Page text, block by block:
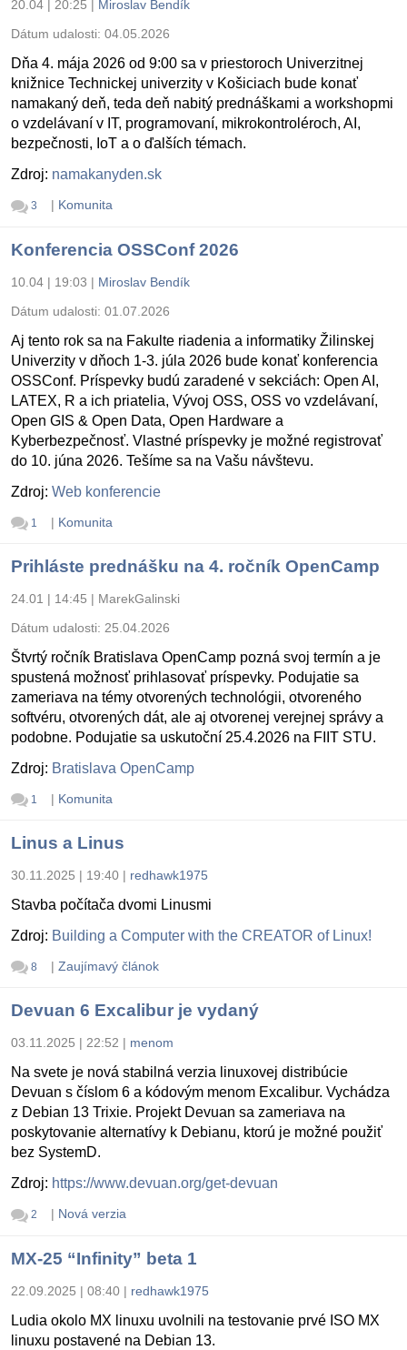
20.04 | 20:25
Miroslav Bendík
Dátum udalosti: 04.05.2026
Dňa 4. mája 2026 od 9:00 sa v priestoroch Univerzitnej
knižnice Technickej univerzity v Košiciach bude konať
namakaný deň, teda deň nabitý prednáškami a workshopmi
o vzdelávaní v IT, programovaní, mikrokontroléroch, AI,
bezpečnosti, IoT a o ďalších témach.
Zdroj: namakanyden.sk
3 | Komunita
Konferencia OSSConf 2026
10.04 | 19:03 | Miroslav Bendík
Dátum udalosti: 01.07.2026
Aj tento rok sa na Fakulte riadenia a informatiky Žilinskej
Univerzity v dňoch 1-3. júla 2026 bude konať konferencia
OSSConf. Príspevky budú zaradené v sekciách: Open AI,
LATEX, R a ich priatelia, Vývoj OSS, OSS vo vzdelávaní,
Open GIS & Open Data, Open Hardware a
Kyberbezpečnosť. Vlastné príspevky je možné registrovať
do 10. júna 2026. Tešíme sa na Vašu návštevu.
Zdroj: Web konferencie
1 | Komunita
Prihláste prednášku na 4. ročník OpenCamp
24.01 | 14:45 | MarekGalinski
Dátum udalosti: 25.04.2026
Štvrtý ročník Bratislava OpenCamp pozná svoj termín a je
spustená možnosť prihlasovať príspevky. Podujatie sa
zameriava na témy otvorených technológii, otvoreného
softvéru, otvorených dát, ale aj otvorenej verejnej správy a
podobne. Podujatie sa uskutoční 25.4.2026 na FIIT STU.
Zdroj: Bratislava OpenCamp
1 | Komunita
Linus a Linus
30.11.2025 | 19:40 | redhawk1975
Stavba počítača dvomi Linusmi
Zdroj: Building a Computer with the CREATOR of Linux!
8 | Zaujímavý článok
Devuan 6 Excalibur je vydaný
03.11.2025 | 22:52 | menom
Na svete je nová stabilná verzia linuxovej distribúcie
Devuan s číslom 6 a kódovým menom Excalibur. Vychádza
z Debian 13 Trixie. Projekt Devuan sa zameriava na
poskytovanie alternatívy k Debianu, ktorú je možné použiť
bez SystemD.
Zdroj: https://www.devuan.org/get-devuan
2 | Nová verzia
MX-25 “Infinity” beta 1
22.09.2025 | 08:40 | redhawk1975
Ludia okolo MX linuxu uvolnili na testovanie prvé ISO MX
linuxu postavené na Debian 13.